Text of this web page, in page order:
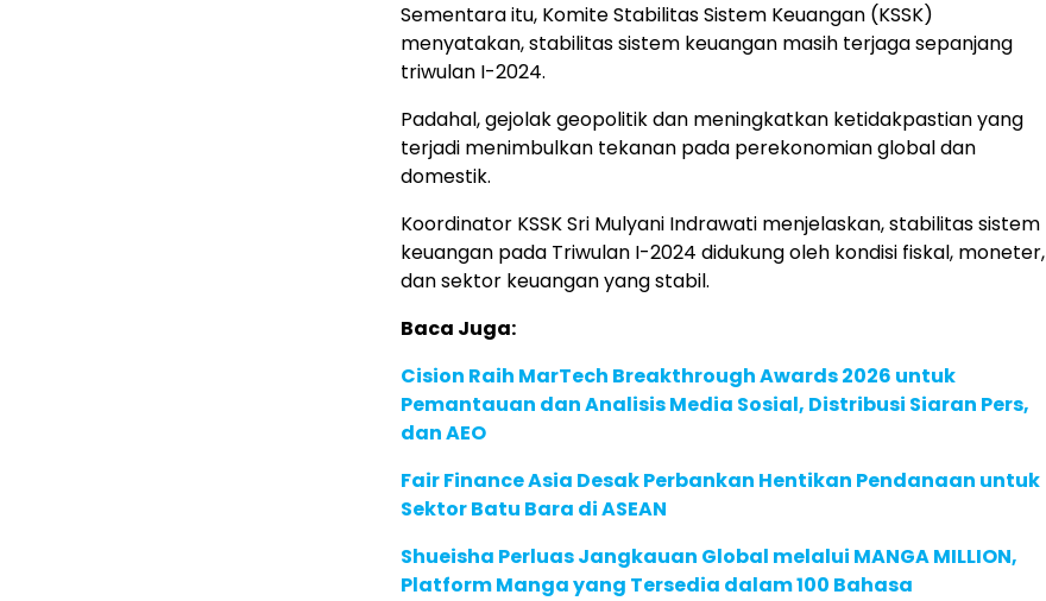
Sementara itu, Komite Stabilitas Sistem Keuangan (KSSK)
menyatakan, stabilitas sistem keuangan masih terjaga sepanjang
triwulan I-2024.
Padahal, gejolak geopolitik dan meningkatkan ketidakpastian yang
terjadi menimbulkan tekanan pada perekonomian global dan
domestik.
Koordinator KSSK Sri Mulyani Indrawati menjelaskan, stabilitas sistem
keuangan pada Triwulan I-2024 didukung oleh kondisi fiskal, moneter,
dan sektor keuangan yang stabil.
Baca Juga:
Cision Raih MarTech Breakthrough Awards 2026 untuk
Pemantauan dan Analisis Media Sosial, Distribusi Siaran Pers,
dan AEO
Fair Finance Asia Desak Perbankan Hentikan Pendanaan untuk
Sektor Batu Bara di ASEAN
Shueisha Perluas Jangkauan Global melalui MANGA MILLION,
Platform Manga yang Tersedia dalam 100 Bahasa